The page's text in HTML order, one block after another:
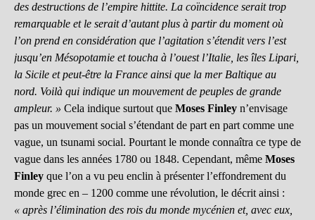
des destructions de l’empire hittite. La coïncidence serait trop
remarquable et le serait d’autant plus à partir du moment où
l’on prend en considération que l’agitation s’étendit vers l’est
jusqu’en Mésopotamie et toucha à l’ouest l’Italie, les îles Lipari,
la Sicile et peut-être la France ainsi que la mer Baltique au
nord. Voilà qui indique un mouvement de peuples de grande
ampleur. » Cela indique surtout que Moses Finley n’envisage
pas un mouvement social s’étendant de part en part comme une
vague, un tsunami social. Pourtant le monde connaîtra ce type de
vague dans les années 1780 ou 1848. Cependant, même Moses
Finley que l’on a vu peu enclin à présenter l’effondrement du
monde grec en – 1200 comme une révolution, le décrit ainsi :
« après l’élimination des rois du monde mycénien et, avec eux,